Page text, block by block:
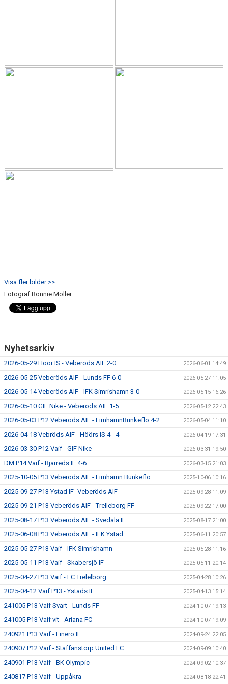
Visa fler bilder >>
Fotograf Ronnie Möller
Nyhetsarkiv
2026-05-29 Höör IS - Veberöds AIF 2-0 2026-06-01 14:49
2026-05-25 Veberöds AIF - Lunds FF 6-0 2026-05-27 11:05
2026-05-14 Veberöds AIF - IFK Simrishamn 3-0 2026-05-15 16:26
2026-05-10 GIF Nike - Veberöds AIF 1-5 2026-05-12 22:43
2026-05-03 P12 Veberöds AIF - LimhamnBunkeflo 4-2 2026-05-04 11:10
2026-04-18 Vebröds AIF - Höörs IS 4 - 4 2026-04-19 17:31
2026-03-30 P12 Vaif - GIF Nike 2026-03-31 19:50
DM P14 Vaif - Bjärreds IF 4-6 2026-03-15 21:03
2025-10-05 P13 Veberöds AIF - Limhamn Bunkeflo 2025-10-06 10:16
2025-09-27 P13 Ystad IF- Veberöds AIF 2025-09-28 11:09
2025-09-21 P13 Veberöds AIF - Trelleborg FF 2025-09-22 17:00
2025-08-17 P13 Veberöds AIF - Svedala IF 2025-08-17 21:00
2025-06-08 P13 Veberöds AIF - IFK Ystad 2025-06-11 20:57
2025-05-27 P13 Vaif - IFK Simrishamn 2025-05-28 11:16
2025-05-11 P13 Vaif - Skabersjö IF 2025-05-11 20:14
2025-04-27 P13 Vaif - FC Trelelborg 2025-04-28 10:26
2025-04-12 Vaif P13 - Ystads IF 2025-04-13 15:14
241005 P13 Vaif Svart - Lunds FF 2024-10-07 19:13
241005 P13 Vaif vit - Ariana FC 2024-10-07 19:09
240921 P13 Vaif - Linero IF 2024-09-24 22:05
240907 P12 Vaif - Staffanstorp United FC 2024-09-09 10:40
240901 P13 Vaif - BK Olympic 2024-09-02 10:37
240817 P13 Vaif - Uppåkra 2024-08-18 22:41